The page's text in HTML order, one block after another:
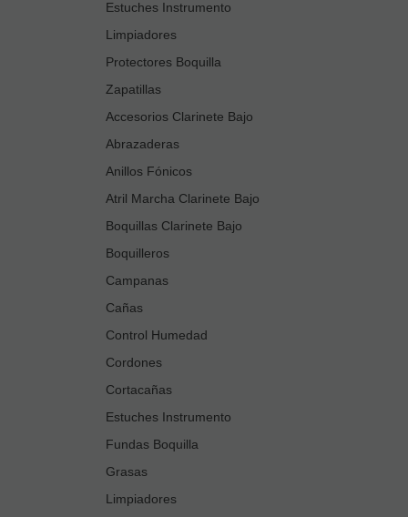
Estuches Instrumento
Limpiadores
Protectores Boquilla
Zapatillas
Accesorios Clarinete Bajo
Abrazaderas
Anillos Fónicos
Atril Marcha Clarinete Bajo
Boquillas Clarinete Bajo
Boquilleros
Campanas
Cañas
Control Humedad
Cordones
Cortacañas
Estuches Instrumento
Fundas Boquilla
Grasas
Limpiadores